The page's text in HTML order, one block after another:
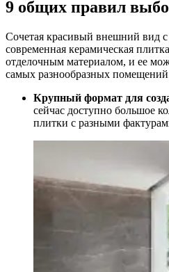
9 общих правил
Сочетая красивый внешний вид
современная керамическая
отделочным материалом, и ее
самых разнообразных
Крупный формат для
сейчас доступно большое
плитки с разными